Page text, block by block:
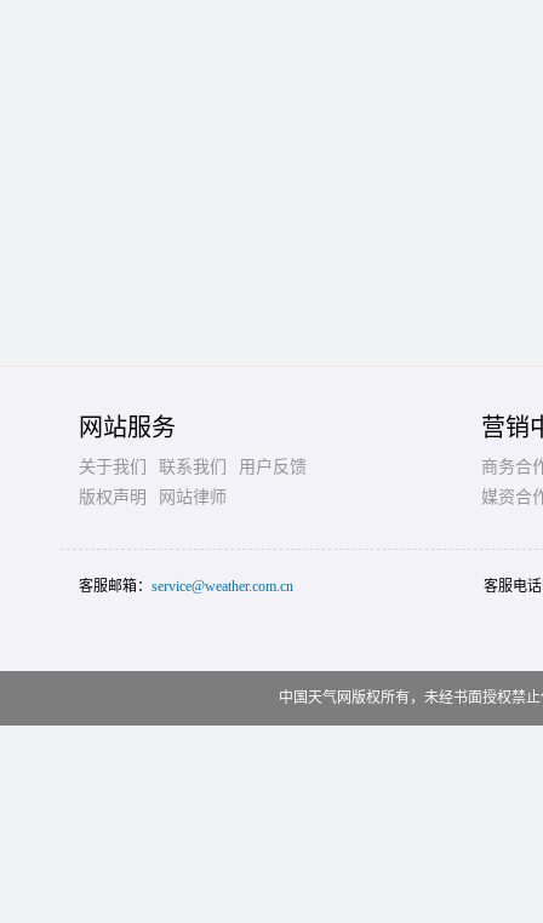
网站服务
关于我们 联系我们
用户反馈
版权声明
网站律师
营销
商务合
媒资合
客服邮箱： service@weather.com.cn 客服电
中国天气网版权所有，未经书面授权